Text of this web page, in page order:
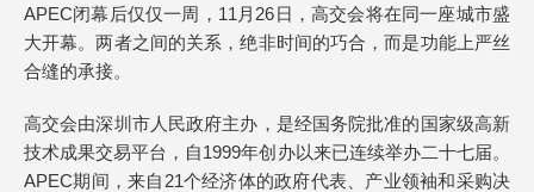
APEC闭幕后仅仅一周，11月26日，高交会将在同一座城市盛
大开幕。两者之间的关系，绝非时间的巧合，而是功能上严丝
合缝的承接。
高交会由深圳市人民政府主办，是经国务院批准的国家级高新
技术成果交易平台，自1999年创办以来已连续举办二十七届。
APEC期间，来自21个经济体的政府代表、产业领袖和采购决